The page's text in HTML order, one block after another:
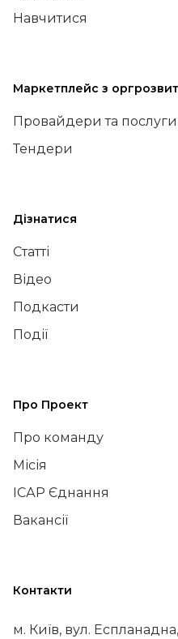
Навчитися
Маркетплейс з
Провайдери та послуги
Тендери
Дізнатися
Статті
Відео
Подкасти
Події
Про Проект
Про команду
Місія
ІСАР Єднання
Вакансії
Контакти
м. Київ, вул.